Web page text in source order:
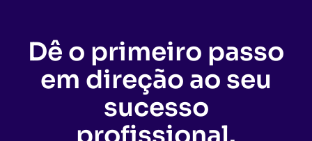
Dê o primeiro passo
em direção ao seu
sucesso